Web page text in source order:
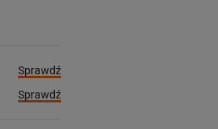
Sprawdź
Sprawdź